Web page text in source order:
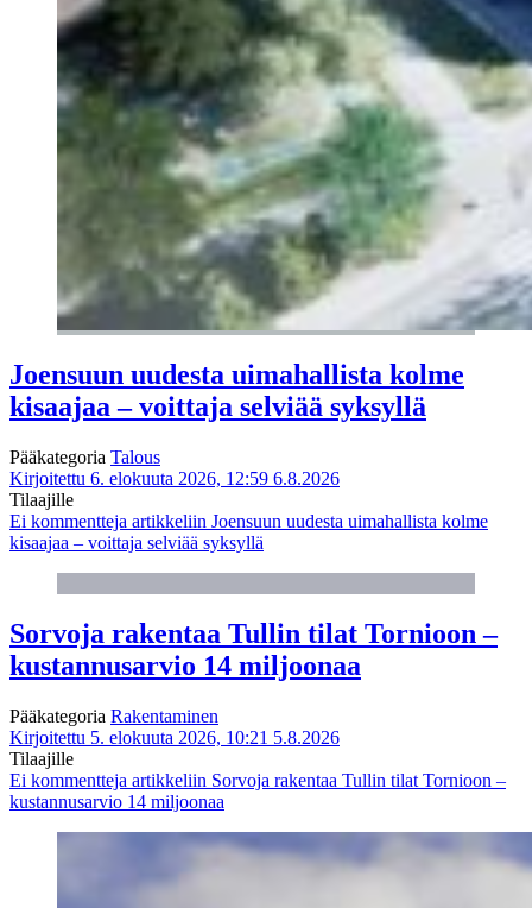
Joensuun uudesta uimahallista kolme
kisaajaa – voittaja selviää syksyllä
Pääkategoria Talous
Kirjoitettu 6. elokuuta 2026, 12:59 6.8.2026
Tilaajille
Ei kommentteja artikkeliin Joensuun uudesta uimahallista kolme
kisaajaa – voittaja selviää syksyllä
Sorvoja rakentaa Tullin tilat Tornioon –
kustannusarvio 14 miljoonaa
Pääkategoria Rakentaminen
Kirjoitettu 5. elokuuta 2026, 10:21 5.8.2026
Tilaajille
Ei kommentteja artikkeliin Sorvoja rakentaa Tullin tilat Tornioon –
kustannusarvio 14 miljoonaa